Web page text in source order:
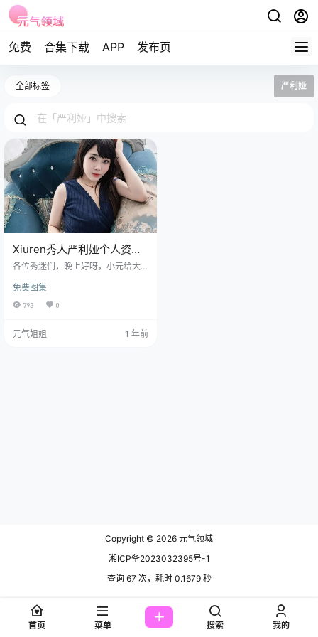
免费 合集下载 APP 发布页
全部标签 严利娅
Xiuren秀人严利娅个人资
料,No.6272期照片集分享
各位秀迷们，晚上好呀，小元给大
娅（Yuliya）的No.6272期作品分享
~ 免费套图，文章末尾获取(收藏本
关键是风格多变，简直让人爱不释
免费图集
793 0
元气姐姐 1 年前
Copyright © 2026 元气领域
湘ICP备2023032395号-1
查询 67 次，耗时 0.1679 秒
首页 菜单 搜索 我的